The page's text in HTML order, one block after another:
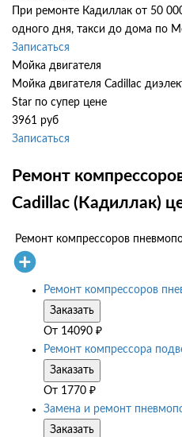
При ремонте Кадиллак от 50
одного дня, такси до дома по
Записаться
Мойка двигателя
Мойка двигателя Cadillac
Star по супер цене
3961 руб
Записаться
Ремонт
Cadillac (Кадиллак)
Ремонт компрессоров
Ремонт компрессоров
Заказать
От 14090 ₽
Ремонт компрессора
Заказать
От 1770 ₽
Замена и ремонт
Заказать